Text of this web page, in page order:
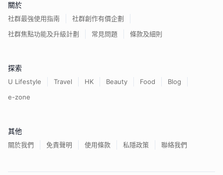
關於
社群最強使用指南
社群創作有價企劃
社群焦點功能及升級計劃
常見問題 條款及細則
探索
U Lifestyle Travel HK Beauty Food
Blog
e-zone
其他
關於我們 免責聲明 使用條款 私隱政策 聯絡我們